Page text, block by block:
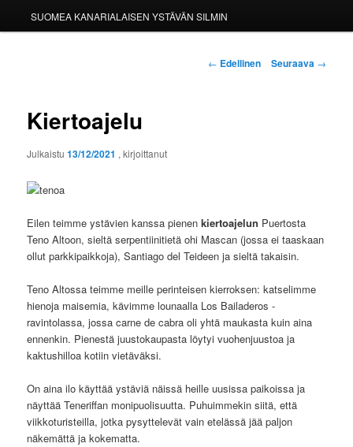
SUOMEA KANARIALAISEN YSTÄVÄN SILMIN
Artikkelien
← Edellinen Seuraava →
Kiertoajelu
Julkaistu13/12/2021 , kirjoittanut
Eilen teimme ystävien kanssa pienenkiertoajelun Puertosta
Teno Altoon, sieltä serpentiinitietä ohi Mascan (jossa ei taaskaan
ollut parkkipaikkoja), Santiago del Teideen ja sieltä takaisin.
Teno Altossa teimme meille perinteisen kierroksen: katselimme
hienoja maisemia, kävimme lounaalla Los Bailaderos -
ravintolassa, jossa carne de cabra oli yhtä maukasta kuin aina
ennenkin. Pienestä juustokaupasta löytyi vuohenjuustoa ja
kaktushilloa kotiin vietäväksi.
On aina ilo käyttää ystäviä näissä heille uusissa paikoissa ja
näyttää Teneriffan monipuolisuutta. Puhuimmekin siitä, että
viikkoturisteilla, jotka pysyttelevät vain etelässä jää paljon
näkemättä ja kokematta.